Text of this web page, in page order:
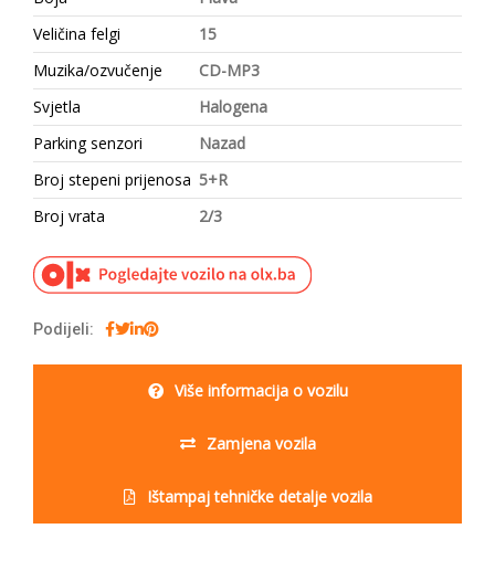
Veličina felgi
15
Muzika/ozvučenje
CD-MP3
Svjetla
Halogena
Parking senzori
Nazad
Broj stepeni prijenosa 5+R
Broj vrata
2/3
Podijeli:
Više informacija o vozilu
Zamjena vozila
Ištampaj tehničke detalje vozila